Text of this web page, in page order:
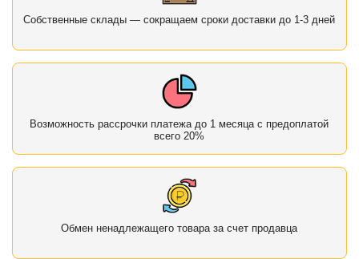
Собственные склады — сокращаем сроки доставки до 1-3 дней
Возможность рассрочки платежа до 1 месяца с предоплатой
всего 20%
Обмен ненадлежащего товара за счет продавца